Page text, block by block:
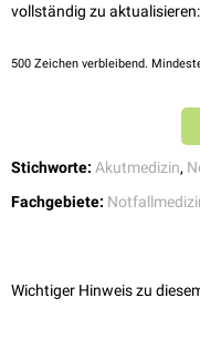
Voraushelfer können
Schulung der
viele Menschen
vollständig zu aktualisieren:
500 Zeichen verbleibend.
Stichworte: Akutmedizin,
Fachgebiete:
Wichtiger Hinweis zu